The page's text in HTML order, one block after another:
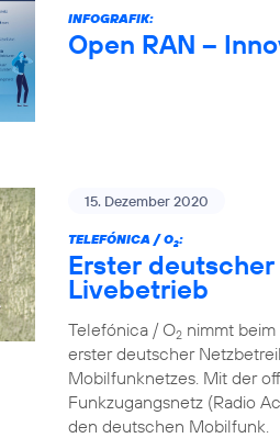
INFOGRAFIK:
Open RAN –
15. Dezember 2020
TELEFÓNICA / O2:
Erster
Livebetrieb
Telefónica / O2 nimmt
erster deutscher
Mobilfunknetzes. Mit der
Funkzugangsnetz (Radio
den deutschen Mobilfunk.